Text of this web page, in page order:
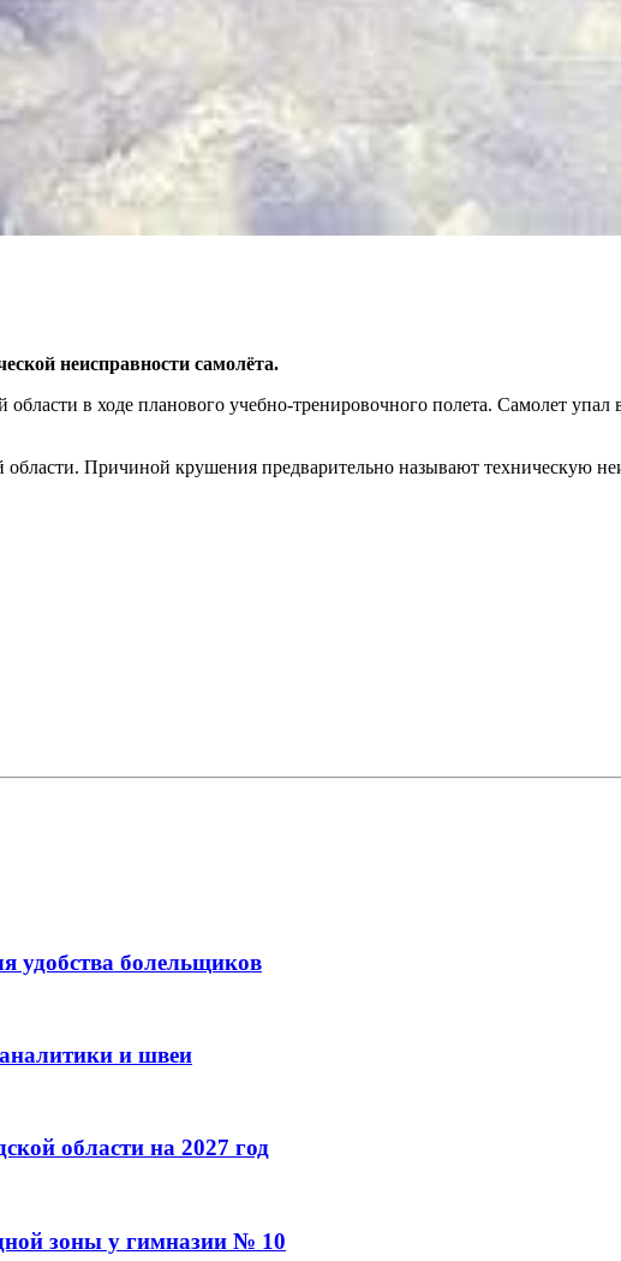
неисправности самолёта.
в ходе планового учебно-тренировочного полета. Самолет упал
Причиной крушения предварительно называют техническую
удобства болельщиков
и швеи
области на 2027 год
зоны у гимназии № 10